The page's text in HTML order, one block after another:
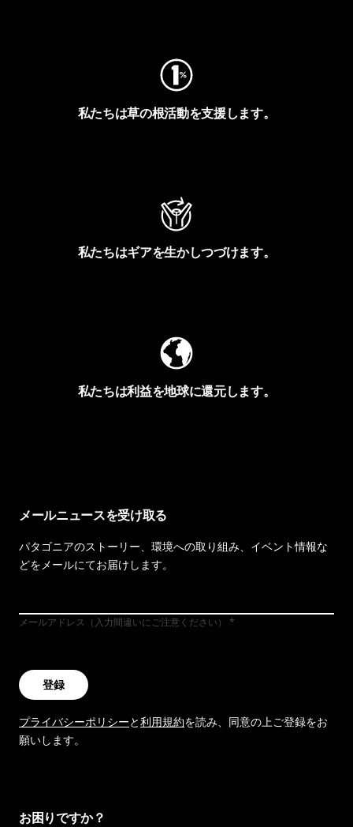
私たちは草の根活動を支援します。
私たちはギアを生かしつづけます。
私たちは利益を地球に還元します。
メールニュースを受け取る
パタゴニアのストーリー、環境への取り組み、イベント情報な
どをメールにてお届けします。
メールアドレス（入力間違いにご注意ください）
登録
プライバシーポリシーと利用規約を読み、同意の上ご登録をお
願いします。
お困りですか？